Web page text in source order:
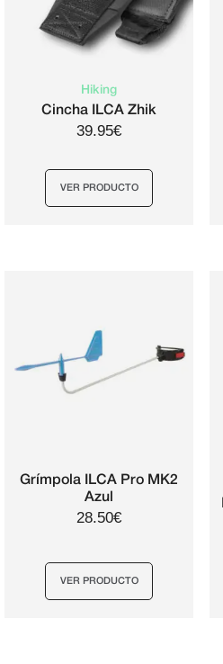
Hiking
Cincha ILCA Zhik
39.95€
VER PRODUCTO
Grímpola ILCA Pro MK2
Azul
28.50€
VER PRODUCTO